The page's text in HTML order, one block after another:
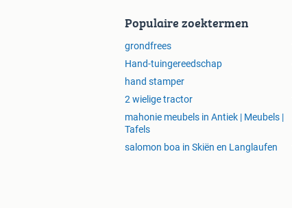
Populaire zoektermen
grondfrees
Hand-tuingereedschap
hand stamper
2 wielige tractor
mahonie meubels in Antiek | Meubels |
Tafels
salomon boa in Skiën en Langlaufen